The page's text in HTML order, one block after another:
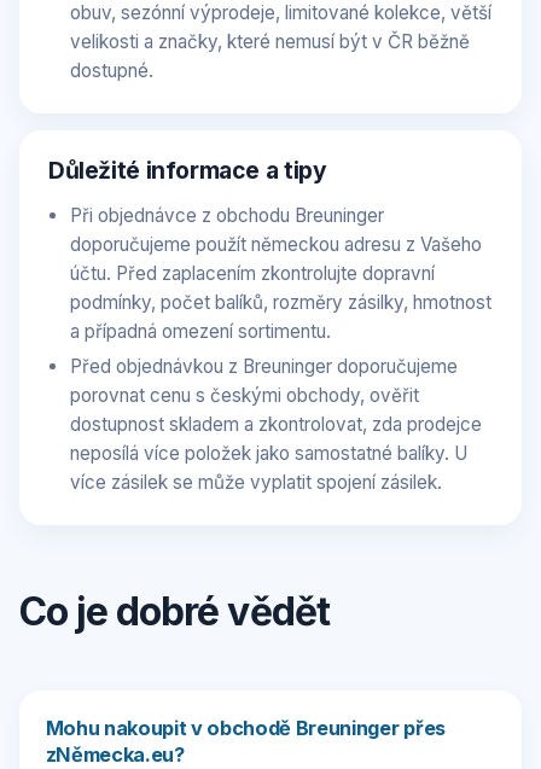
obuv, sezónní výprodeje, limitované kolekce, větší
velikosti a značky, které nemusí být v ČR běžně
dostupné.
Důležité informace a tipy
Při objednávce z obchodu Breuninger
doporučujeme použít německou adresu z Vašeho
účtu. Před zaplacením zkontrolujte dopravní
podmínky, počet balíků, rozměry zásilky, hmotnost
a případná omezení sortimentu.
Před objednávkou z Breuninger doporučujeme
porovnat cenu s českými obchody, ověřit
dostupnost skladem a zkontrolovat, zda prodejce
neposílá více položek jako samostatné balíky. U
více zásilek se může vyplatit spojení zásilek.
Co je dobré vědět
Mohu nakoupit v obchodě Breuninger přes
zNěmecka.eu?